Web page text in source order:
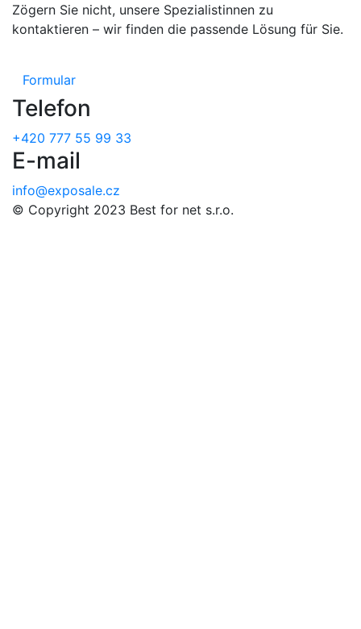
Zögern Sie nicht, unsere Spezialistinnen zu
kontaktieren – wir finden die passende Lösung für Sie.
Formular
Telefon
+420 777 55 99 33
E-mail
info@exposale.cz
© Copyright 2023 Best for net s.r.o.